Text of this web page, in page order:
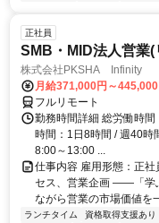
正社員
SMB・MID法人営業
株式会社PKSHA Infinity
月給371,000円～445,000
フルリモート
勤務時間詳細 総労働時
時間：1日8時間 / 週40時
8:00～13:00 ...
仕事内容 雇用形態：正
セス、営業企画 ――「学
ながら営業の市場価値を
ランチタイム 資格取得支援あり